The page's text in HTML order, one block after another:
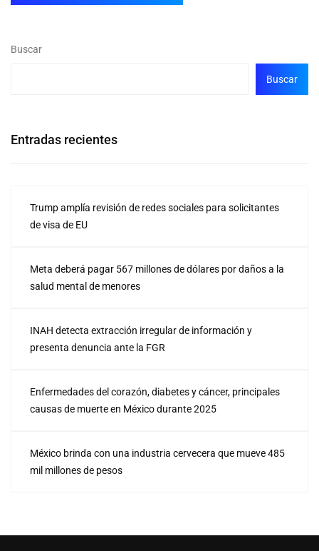
Buscar
Buscar
Entradas recientes
Trump amplía revisión de redes sociales para solicitantes
de visa de EU
Meta deberá pagar 567 millones de dólares por daños a la
salud mental de menores
INAH detecta extracción irregular de información y
presenta denuncia ante la FGR
Enfermedades del corazón, diabetes y cáncer, principales
causas de muerte en México durante 2025
México brinda con una industria cervecera que mueve 485
mil millones de pesos